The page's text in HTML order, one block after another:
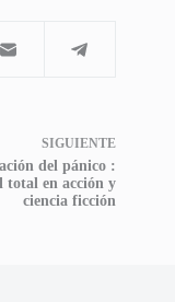
SIGUIENTE
del pánico :
total en acción y
ciencia ficción